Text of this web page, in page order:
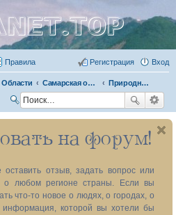
Правила Вход
Регистрация
Области Самарская область 63 Природные объекты
ск
на форум!
отзыв, задать вопрос или
о любом регионе страны. Если вы
что-то новое о людях, о городах, о
которой вы хотели бы